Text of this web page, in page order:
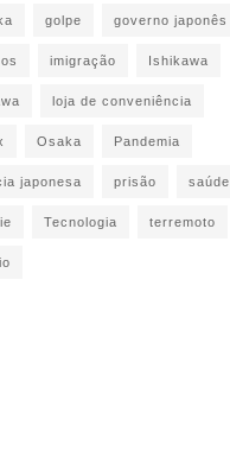
golpe governo japonês
imigração Ishikawa
loja de conveniência
Osaka Pandemia
japonesa prisão saúde
Tecnologia terremoto